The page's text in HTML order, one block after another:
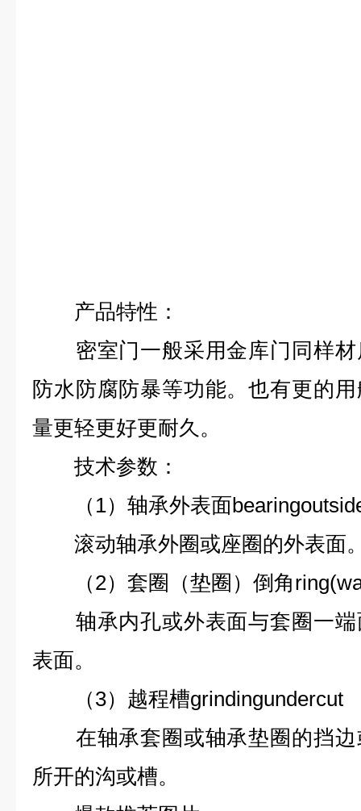
产品特性：
密室门一般采用金库门同样材
防水防腐防暴等功能。也有更的
量更轻更好更耐久。
技术参数：
（1）轴承外表面
滚动轴承外圈或座圈的外表面
（2）套圈（垫圈）倒角
轴承内孔或外表面与套圈一端
表面。
（3）越程槽grindingundercut
在轴承套圈或轴承垫圈的挡边
所开的沟或槽。